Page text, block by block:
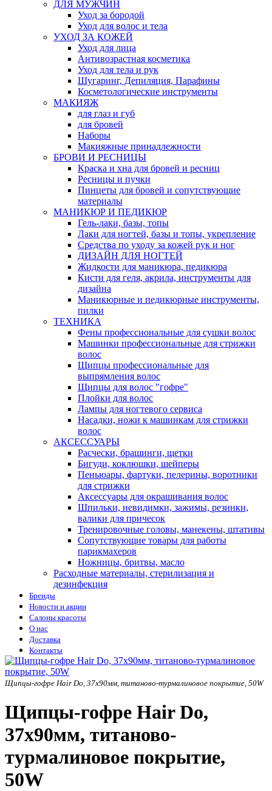
ДЛЯ МУЖЧИН
Уход за бородой
Уход для волос и тела
УХОД ЗА КОЖЕЙ
Уход для лица
Антивозрастная косметика
Уход для тела и рук
Шугаринг, Депиляция, Парафины
Косметологические инструменты
МАКИЯЖ
для глаз и губ
для бровей
Наборы
Макияжные принадлежности
БРОВИ И РЕСНИЦЫ
Краска и хна для бровей и ресниц
Ресницы и пучки
Пинцеты для бровей и сопутствующие
материалы
МАНИКЮР И ПЕДИКЮР
Гель-лаки, базы, топы
Лаки для ногтей, базы и топы, укрепление
Средства по уходу за кожей рук и ног
ДИЗАЙН ДЛЯ НОГТЕЙ
Жидкости для маникюра, педикюра
Кисти для геля, акрила, инструменты для
дизайна
Маникюрные и педикюрные инструменты,
пилки
ТЕХНИКА
Фены профессиональные для сушки волос
Машинки профессиональные для стрижки
волос
Щипцы профессиональные для
выпрямления волос
Щипцы для волос "гофре"
Плойки для волос
Лампы для ногтевого сервиса
Насадки, ножи к машинкам для стрижки
волос
АКСЕССУАРЫ
Расчески, брашинги, щетки
Бигуди, коклюшки, шейперы
Пеньюары, фартуки, пелерины, воротники
для стрижки
Аксессуары для окрашивания волос
Шпильки, невидимки, зажимы, резинки,
валики для причесок
Тренировочные головы, манекены, штативы
Сопутствующие товары для работы
парикмахеров
Ножницы, бритвы, масло
Расходные материалы, стерилизация и
дезинфекция
Бренды
Новости и акции
Салоны красоты
О нас
Доставка
Контакты
Щипцы-гофре Hair Do, 37х90мм, титаново-турмалиновое покрытие, 50W
Щипцы-гофре Hair Do,
37х90мм, титаново-
турмалиновое покрытие,
50W